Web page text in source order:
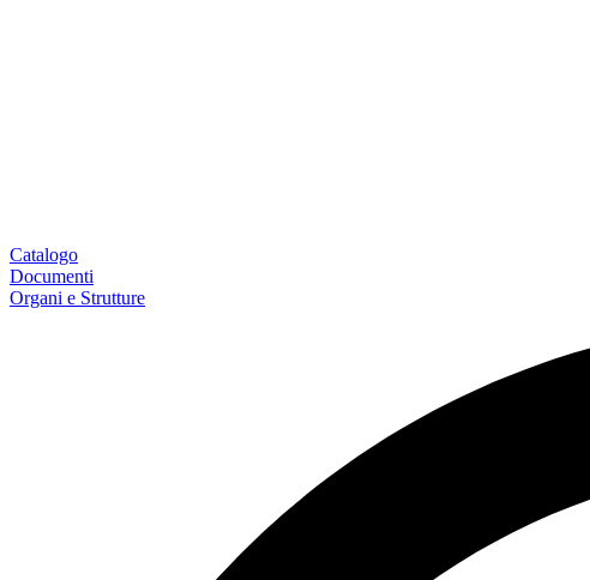
Catalogo
Documenti
Organi e Strutture